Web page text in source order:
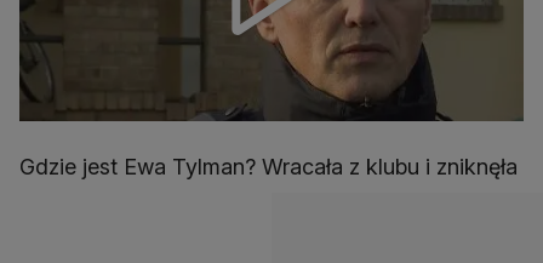
Gdzie jest Ewa Tylman? Wracała z klubu i zniknęła